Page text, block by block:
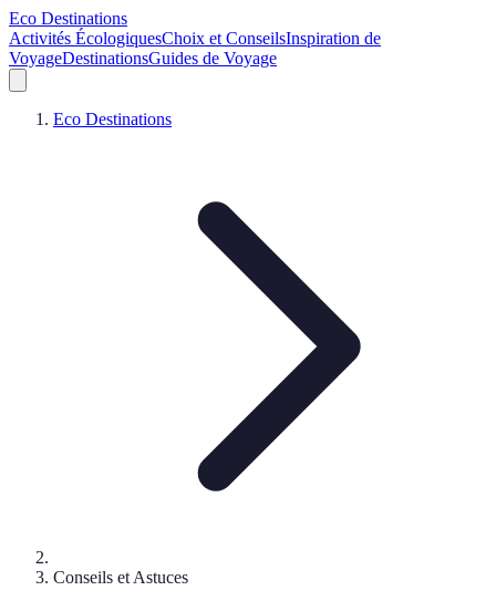
Eco Destinations
Activités ÉcologiquesChoix et ConseilsInspiration de
VoyageDestinationsGuides de Voyage
Eco Destinations
Conseils et Astuces